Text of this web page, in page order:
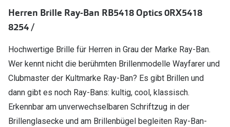
Brillenetuis
Brillenkettchen
Herren Brille Ray-Ban RB5418 Optics 0RX5418
8254 /
Hochwertige Brille für Herren in Grau der Marke Ray-Ban.
Wer kennt nicht die berühmten Brillenmodelle Wayfarer und
Clubmaster der Kultmarke Ray-Ban? Es gibt Brillen und
dann gibt es noch Ray-Bans: kultig, cool, klassisch.
Erkennbar am unverwechselbaren Schriftzug in der
Brillenglasecke und am Brillenbügel begleiten Ray-Ban-